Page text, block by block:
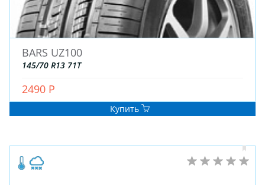
BARS UZ100
145/70 R13 71T
2490 Р
Купить